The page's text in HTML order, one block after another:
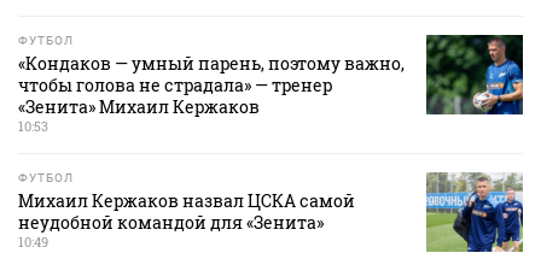
ФУТБОЛ
«Кондаков — умный парень, поэтому важно,
чтобы голова не страдала» — тренер
«Зенита» Михаил Кержаков
10:53
ФУТБОЛ
Михаил Кержаков назвал ЦСКА самой
неудобной командой для «Зенита»
10:49